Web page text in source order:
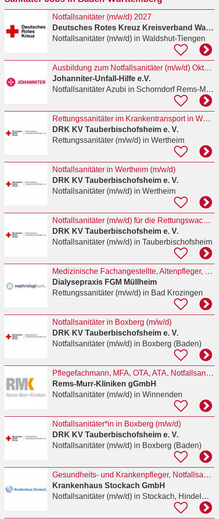
Notfallsanitäter (m/w/d) 2027
Deutsches Rotes Kreuz Kreisverband Waldshut e.V.
Notfallsanitäter (m/w/d)in Waldshut-Tiengen
Ausbildung zum Notfallsanitäter (m/w/d) Oktober 2027
Johanniter-Unfall-Hilfe e.V.
Notfallsanitäter Azubi in Schorndorf Rems-Murr-Kreis
Rettungssanitäter im Krankentransport in Wertheim (m/w/d)
DRK KV Tauberbischofsheim e. V.
Rettungssanitäter (m/w/d)in Wertheim
Notfallsanitäter in Wertheim (m/w/d)
DRK KV Tauberbischofsheim e. V.
Notfallsanitäter (m/w/d)in Wertheim
Notfallsanitäter (m/w/d) für die Rettungswache Boxberg
DRK KV Tauberbischofsheim e. V.
Notfallsanitäter (m/w/d)in Tauberbischofsheim
Medizinische Fachangestellte, Altenpfleger, Rettungssanitäter für die Dialyse (m/w/d)
Dialysepraxis FGM Müllheim
Rettungssanitäter (m/w/d)in Bad Krozingen
Notfallsanitäter in Boxberg (m/w/d)
DRK KV Tauberbischofsheim e. V.
Notfallsanitäter (m/w/d)in Boxberg (Baden)
Pflegefachmann, MFA, OTA, ATA, Notfallsanitäter (jeweils m/w/d) Herzkatheterlabor
Rems-Murr-Kliniken gGmbH
Notfallsanitäter (m/w/d)in Winnenden
Notfallsanitäter*in in Boxberg (m/w/d)
DRK KV Tauberbischofsheim e. V.
Notfallsanitäter (m/w/d)in Boxberg (Baden)
Gesundheits- und Krankenpfleger, Notfallsanitäter oder Medizinische Fachangestellte (m/w/d) für
Krankenhaus Stockach GmbH
Notfallsanitäter (m/w/d)in Stockach, Hindelwangen